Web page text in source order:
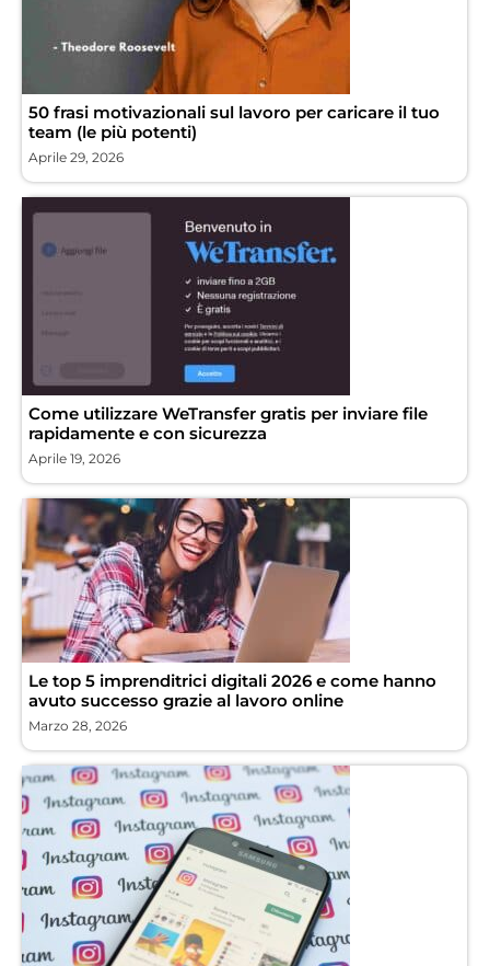
50 frasi motivazionali sul lavoro per caricare il tuo
team (le più potenti)
Aprile 29, 2026
Come utilizzare WeTransfer gratis per inviare file
rapidamente e con sicurezza
Aprile 19, 2026
Le top 5 imprenditrici digitali 2026 e come hanno
avuto successo grazie al lavoro online
Marzo 28, 2026